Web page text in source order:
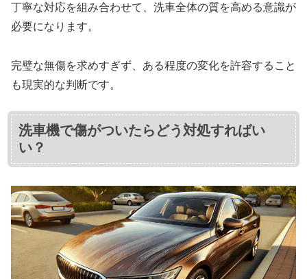
丁寧な対応を組み合わせて、洗車全体の質を高める意識が
必要になります。
完璧な無傷を求めすぎず、ある程度の変化を許容すること
も現実的な判断です。
洗車機で傷がついたらどう対処すればい
い？